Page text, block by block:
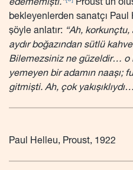
edememişti.”
Proust’un
bekleyenlerden sanatçı
şöyle anlatır: “Ah, korkunçtu,
aydır boğazından sütlü
Bilemezsiniz ne güzeldir… o
yemeyen bir adamın naaşı;
gitmişti. Ah, çok
Paul Helleu, Proust, 1922